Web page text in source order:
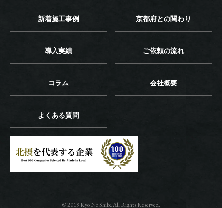
新着施工事例 京都府との関わり
導入実績 ご依頼の流れ
コラム 会社概要
よくある質問
© 2019 Kyo No Shiba All Rights Reserved.